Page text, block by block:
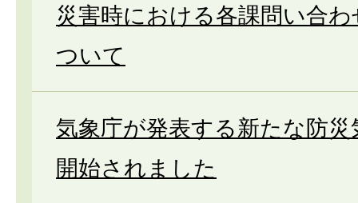
災害時における各課問い合
ついて
気象庁が発表する新たな防
開始されました